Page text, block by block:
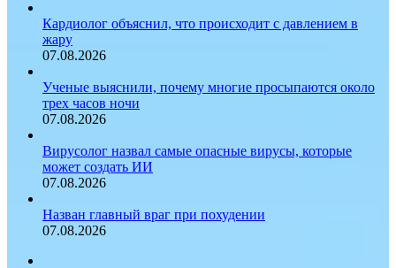
Кардиолог объяснил, что происходит с давлением в
жару
07.08.2026
Ученые выяснили, почему многие просыпаются около
трех часов ночи
07.08.2026
Вирусолог назвал самые опасные вирусы, которые
может создать ИИ
07.08.2026
Назван главный враг при похудении
07.08.2026